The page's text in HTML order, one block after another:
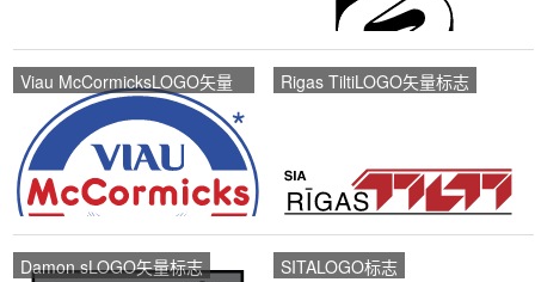
Viau McCormicksLOGO矢量
标志
Rigas TiltiLOGO矢量标志
Damon sLOGO矢量标志 SITALOGO标志